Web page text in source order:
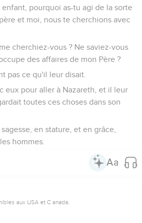
pourquoi as-tu agi de la sorte
et moi, nous te cherchions avec
cherchiez-vous ? Ne saviez-vous
des affaires de mon Père ?
pas ce qu'il leur disait.
eux pour aller à Nazareth, et il leur
toutes ces choses dans son
en stature, et en grâce,
hommes.
aux USA et C anada.